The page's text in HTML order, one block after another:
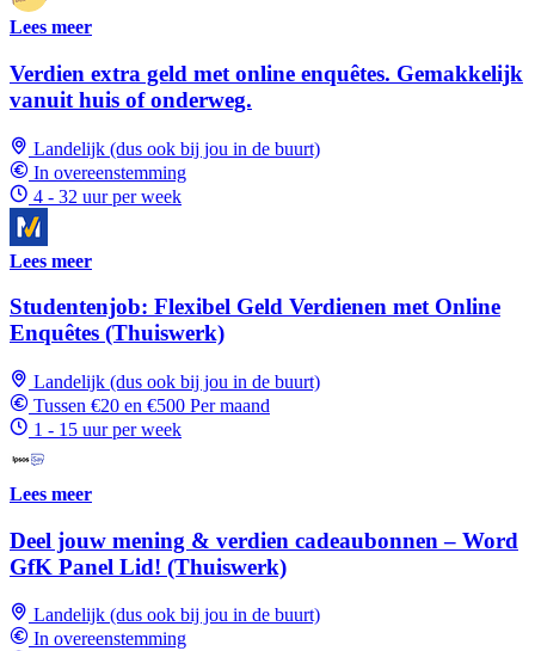
Lees meer
Verdien extra geld met online enquêtes. Gemakkelijk
vanuit huis of onderweg.
Landelijk (dus ook bij jou in de buurt)
In overeenstemming
4 - 32 uur per week
Lees meer
Studentenjob: Flexibel Geld Verdienen met Online
Enquêtes (Thuiswerk)
Landelijk (dus ook bij jou in de buurt)
Tussen €20 en €500 Per maand
1 - 15 uur per week
Lees meer
Deel jouw mening & verdien cadeaubonnen – Word
GfK Panel Lid! (Thuiswerk)
Landelijk (dus ook bij jou in de buurt)
In overeenstemming